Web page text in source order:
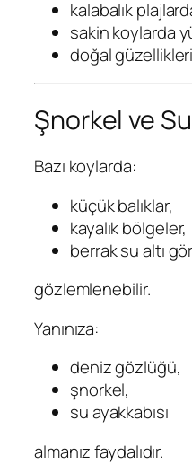
kalabalık
sakin koylarda
doğal
Şnorkel ve
Bazı koylarda:
küçük balıklar,
kayalık bölgeler,
berrak su altı
gözlemlenebilir.
Yanınıza:
deniz gözlüğü,
şnorkel,
su ayakkabısı
almanız faydalıdır.